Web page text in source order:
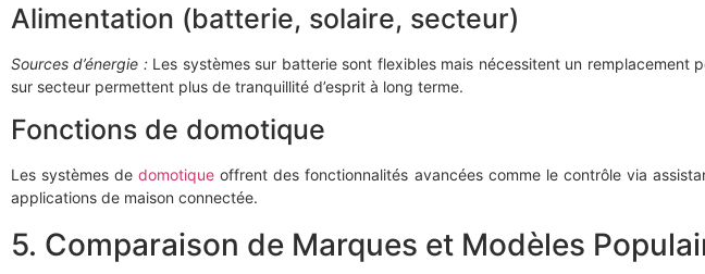
Alimentation (batterie, solaire, secteur)
Sources d’énergie :Les systèmes sur batterie sont flexibles mais nécessitent un remplacement
sur secteur permettent plus de tranquillité d’esprit à long terme.
Fonctions de domotique
Les systèmes dedomotique offrent des fonctionnalités avancées comme le contrôle via
applications de maison connectée.
5. Comparaison de Marques et Modèles